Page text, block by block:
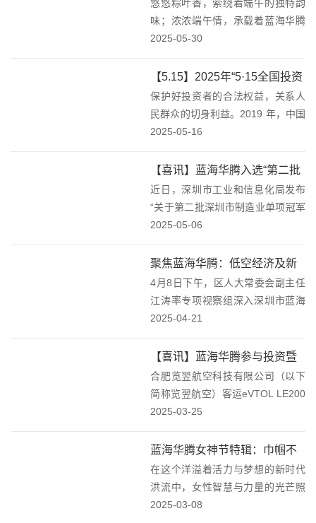
知识的明灯，更以...
腾为全体家人们发放端午节福
利啦！
悠悠粽叶香，萦绕着端午的独特韵
味；浓浓端午情，承载着蓝海华腾
对员工的深切关怀。在端午节即将
关怀，提升全体员工的凝聚力与归
属感，让大家深切感受到蓝海华腾
大家庭的融融暖意，5...
2025-05-30
【5.15】2025年“5·15全国投资
者保护宣传日”活动—心系投资
者，携手共行动！
保护好投资者的合法权益，关系人
民群众的切身利益。2019 年，中国
证监会正式设立“5·15 全国投资者
化并强化投资者权益保护。在2025
年“5·15 全国投资者保护宣...
2025-05-16
【喜讯】蓝海华腾入选“第二批
深圳市制造业单项冠军企业名
单”！
近日，深圳市工业和信息化局发布
“关于第二批深圳市制造业单项冠军
企业通过名单”的公示。其中，蓝海
凭借突出的创新能力、先进的技术
水平、过硬的产品质量成功入选第
二批深圳市制造...
2025-05-06
聚焦蓝海华腾：低空经济及新
能源领域建设获地方政府深度
关注与支持！
4月8日下午，区人大常委会副主任
江涛率专项视察组深入深圳市蓝海
华腾技术股份有限公司，围绕低空
听取企业汇报，实地了解企业技术
创新、产业布局及发展规划。此次
视察不仅凸显了区政...
2025-04-21
【喜讯】蓝海华腾参与投资暨
战略合作伙伴览翌航空LE200
全尺寸工程样机完成脱保护离
合肥览翌航空科技有限公司（以下
简称览翌航空）客运eVTOL LE200
研发又取得重大进展。在经过前期
平台测试、机上地面测试、飞机全
状态带动力测试、带保护离地试飞
测试之后，...
2025-03-25
蓝海华腾女神节特辑：巾帼不
让须眉，女神节，愿快乐如影
随形，绽放你的独特光芒！
在这个洋溢着活力与梦想的新时代
洪流中，女性智慧与力量的光芒照
亮了每一个角落。在蓝海华腾这个
2025-03-08